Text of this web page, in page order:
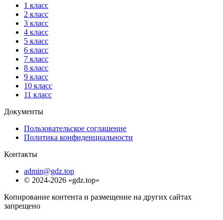
1 класс
2 класс
3 класс
4 класс
5 класс
6 класс
7 класс
8 класс
9 класс
10 класс
11 класс
Документы
Пользовательское соглашение
Политика конфиденциальности
Контакты
admin@gdz.top
© 2024-2026 «gdz.top»
Копирование контента и размещение на других сайтах
запрещено